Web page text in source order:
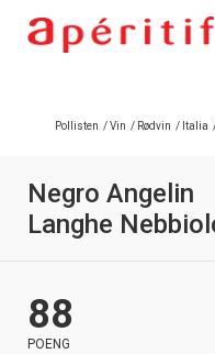
Pollisten /Vin / Rødvin / Italia
Negro Angelin
Langhe
88
POENG